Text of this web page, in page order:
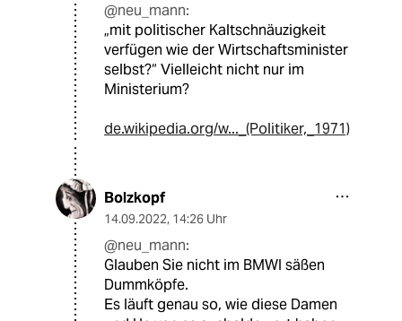
@neu_mann:
„mit politischer Kaltschnäuzigkeit
verfügen wie der Wirtschaftsminister
selbst?“ Vielleicht nicht nur im
Ministerium?
de.wikipedia.org/w..._(Politiker,_1971)
Bolzkopf
14.09.2022, 14:26 Uhr
@neu_mann:
Glauben Sie nicht im BMWI säßen
Dummköpfe.
Es läuft genau so, wie diese Damen